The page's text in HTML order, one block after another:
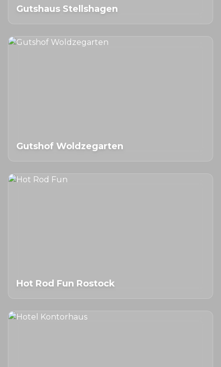
Gutshaus Stellshagen
Gutshof Woldzegarten
Hot Rod Fun Rostock